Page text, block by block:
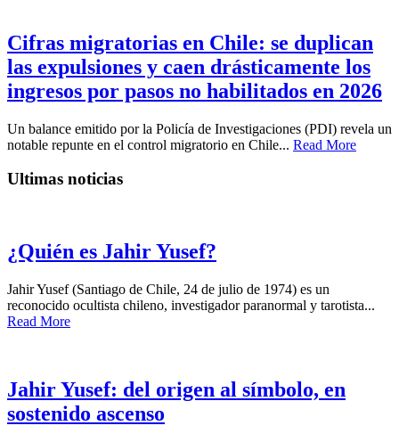
Cifras migratorias en Chile: se duplican
las expulsiones y caen drásticamente los
ingresos por pasos no habilitados en 2026
Un balance emitido por la Policía de Investigaciones (PDI) revela un
notable repunte en el control migratorio en Chile... Read More
Ultimas noticias
¿Quién es Jahir Yusef?
Jahir Yusef (Santiago de Chile, 24 de julio de 1974) es un
reconocido ocultista chileno, investigador paranormal y tarotista...
Read More
Jahir Yusef: del origen al símbolo, en
sostenido ascenso